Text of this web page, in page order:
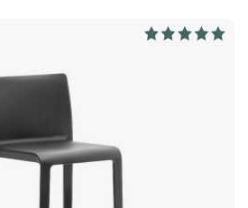
BL300E Green-VE100E Green-
staal met armleuningen en royale
geribbelde rugleuning en zitting,
en een lichte en luchtige indruk
stoelen. Minimale afname 2 stuks
Perfect voor buitengebruik.